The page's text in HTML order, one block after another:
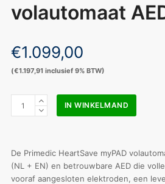
volautomaat
€1.099,00
(€1.197,91 inclusief 9% BTW)
Primedic
Heartsave
AED
aantal
IN WINKELMAND
De Primedic HeartSave myPAD
(NL + EN) en betrouwbare AED die
vooraf aangesloten elektroden, een